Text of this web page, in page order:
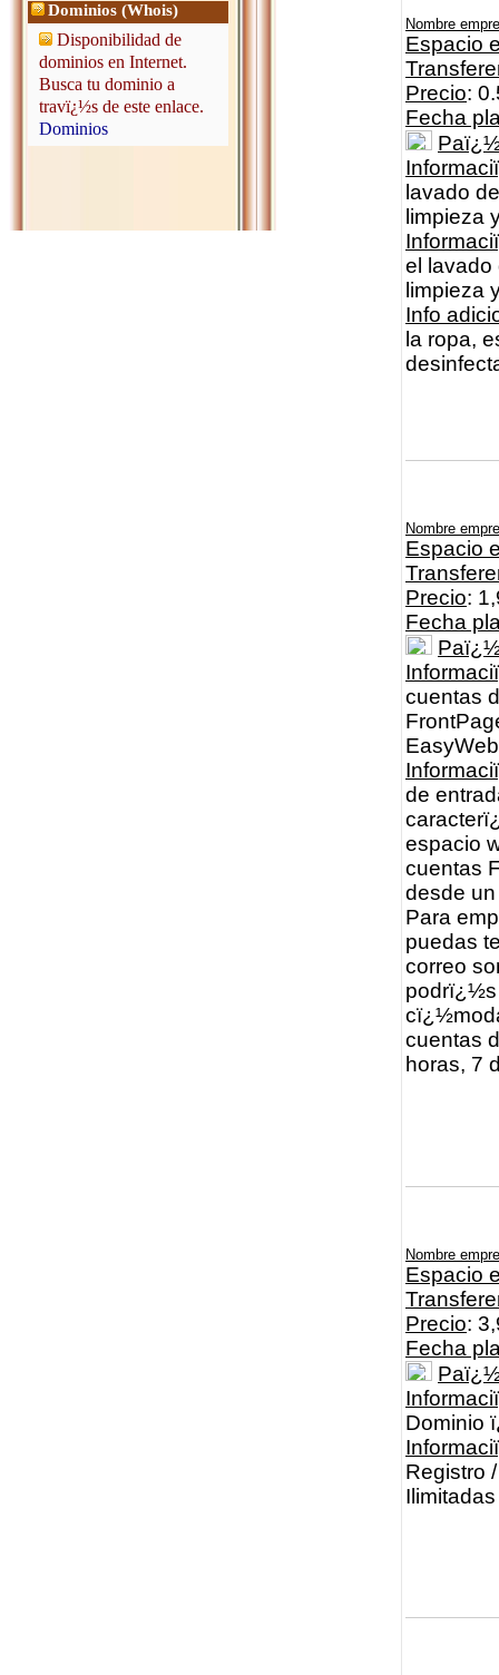
Dominios (Whois)
Disponibilidad de
dominios en Internet.
Busca tu dominio a
travï¿½s de este enlace.
Dominios
Nombre
Espacio
Precio:
Fecha
lavado
limpieza
el
limpieza
Info
la ropa,
Nombre
Espacio
Precio:
Fecha
cuentas
de
espacio
cuentas
desde
Para
puedas
correo
podrï¿½s
cuentas
horas, 7
Nombre
Espacio
Precio:
Fecha
Dominio
Registro